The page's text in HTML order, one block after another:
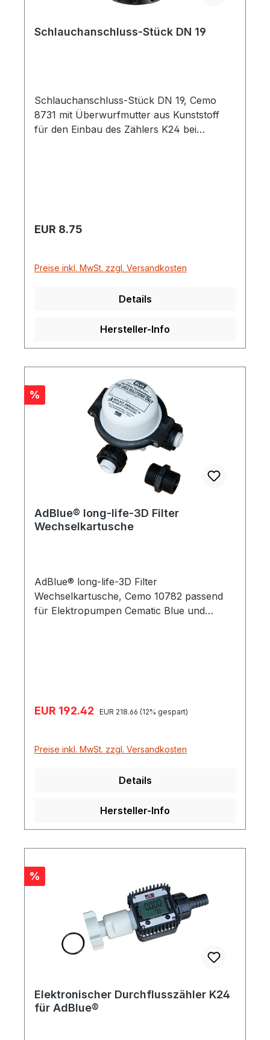
Schlauchanschluss-Stück DN 19
Schlauchanschluss-Stück DN 19, Cemo
8731 mit Überwurfmutter aus Kunststoff
für den Einbau des Zählers K24 bei
Regulärer Preis:
EUR 8.75
Preise inkl. MwSt. zzgl. Versandkosten
Details
Hersteller-Info
Rabatt
%
AdBlue® long-life-3D Filter
Wechselkartusche
AdBlue® long-life-3D Filter
Wechselkartusche, Cemo 10782 passend
für Elektropumpen Cematic Blue und
Verkaufspreis:
EUR 192.42 Regulärer Preis:
EUR 218.66 (12% gespart)
Preise inkl. MwSt. zzgl. Versandkosten
Details
Hersteller-Info
Rabatt
%
Elektronischer Durchflusszähler K24
für AdBlue®